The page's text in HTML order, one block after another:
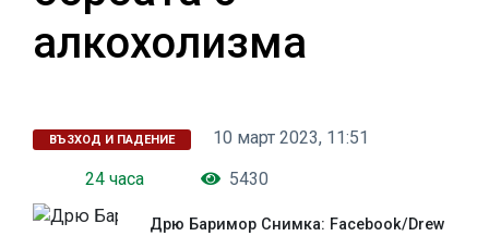
алкохолизма
ВЪЗХОД И ПАДЕНИЕ
10 март 2023, 11:51
24 часа
5430
Дрю Баримор Снимка: Facebook/Drew